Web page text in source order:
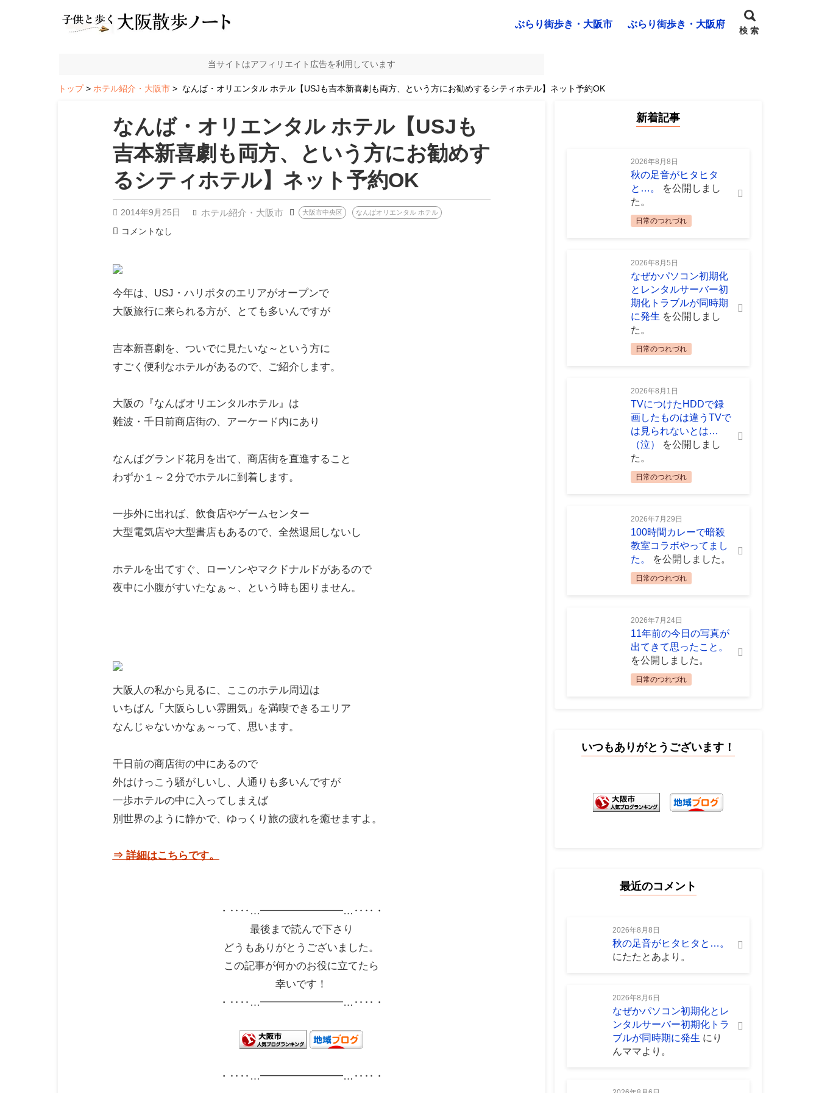
ぶらり街歩き・大阪市 ぶらり街歩き・大阪府
検 索
当サイトはアフィリエイト広告を利用しています
トップ ホテル紹介・大阪市 なんば・オリエンタル ホテル【USJも吉本新喜劇も両方、という方にお勧めするシティホテル】ネット予約OK
なんば・オリエンタル ホテル【USJも
吉本新喜劇も両方、という方にお勧めす
るシティホテル】ネット予約OK
2014年9月25日 ホテル紹介・大阪市 大阪市中央区 なんばオリエンタル ホテル
コメントなし
今年は、USJ・ハリポタのエリアがオープンで
大阪旅行に来られる方が、とても多いんですが
吉本新喜劇を、ついでに見たいな～という方に
すごく便利なホテルがあるので、ご紹介します。
大阪の『なんばオリエンタルホテル』は
難波・千日前商店街の、アーケード内にあり
なんばグランド花月を出て、商店街を直進すること
わずか１～２分でホテルに到着します。
一歩外に出れば、飲食店やゲームセンター
大型電気店や大型書店もあるので、全然退屈しないし
ホテルを出てすぐ、ローソンやマクドナルドがあるので
夜中に小腹がすいたなぁ～、という時も困りません。
大阪人の私から見るに、ここのホテル周辺は
いちばん「大阪らしい雰囲気」を満喫できるエリア
なんじゃないかなぁ～って、思います。
千日前の商店街の中にあるので
外はけっこう騒がしいし、人通りも多いんですが
一歩ホテルの中に入ってしまえば
別世界のように静かで、ゆっくり旅の疲れを癒せますよ。
⇒ 詳細はこちらです。
・‥‥…━━━━━━━━…‥‥・
最後まで読んで下さり
どうもありがとうございました。
この記事が何かのお役に立てたら
幸いです！
・‥‥…━━━━━━━━…‥‥・
・‥‥…━━━━━━━━…‥‥・
新着記事
2026年8月8日
秋の足音がヒタヒタ
と…。
を公開しまし
た。
日常のつれづれ
2026年8月5日
なぜかパソコン初期化
とレンタルサーバー初
期化トラブルが同時期
に発生 を公開しまし
た。
日常のつれづれ
2026年8月1日
TVにつけたHDDで録
画したものは違うTVで
は見られないとは…
（泣）
を公開しまし
た。
日常のつれづれ
2026年7月29日
100時間カレーで暗殺
教室コラボやってまし
た。
を公開しました。
日常のつれづれ
2026年7月24日
11年前の今日の写真が
出てきて思ったこと。
を公開しました。
日常のつれづれ
いつもありがとうございます！
最近のコメント
2026年8月8日
秋の足音がヒタヒタと…。
にたたとあより。
2026年8月6日
なぜかパソコン初期化とレ
ンタルサーバー初期化トラ
ブルが同時期に発生 に り
んママより。